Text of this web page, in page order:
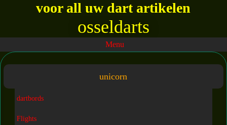
voor all uw dart artikelen
osseldarts
Menu
unicorn
dartbords
Flights